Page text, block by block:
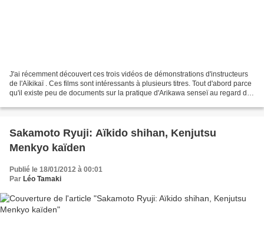
J'ai récemment découvert ces trois vidéos de démonstrations d'instructeurs
de l'Aïkikaï . Ces films sont intéressants à plusieurs titres. Tout d'abord parce
qu'il existe peu de documents sur la pratique d'Arikawa senseï au regard de
Sakamoto Ryuji: Aïkido shihan, Kenjutsu
Menkyo kaïden
Publié le 18/01/2012 à 00:01
Par Léo Tamaki